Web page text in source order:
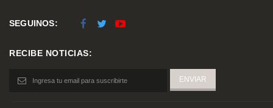
SEGUINOS:
RECIBE NOTICIAS: